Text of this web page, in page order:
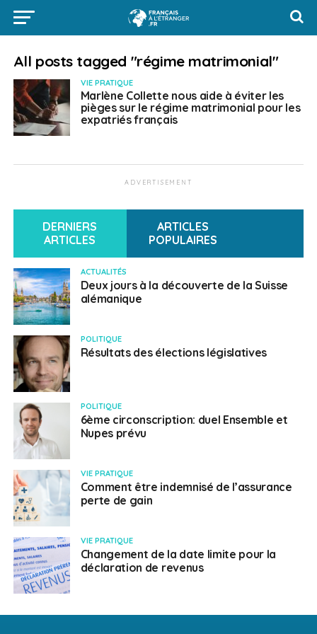
All posts tagged "régime matrimonial"
VIE PRATIQUE
Marlène Collette nous aide à éviter les
pièges sur le régime matrimonial pour les
expatriés français
ADVERTISEMENT
DERNIERS
ARTICLES
ARTICLES
POPULAIRES
ACTUALITÉS
Deux jours à la découverte de la Suisse
alémanique
POLITIQUE
Résultats des élections législatives
POLITIQUE
6ème circonscription: duel Ensemble et
Nupes prévu
VIE PRATIQUE
Comment être indemnisé de l’assurance
perte de gain
VIE PRATIQUE
Changement de la date limite pour la
déclaration de revenus